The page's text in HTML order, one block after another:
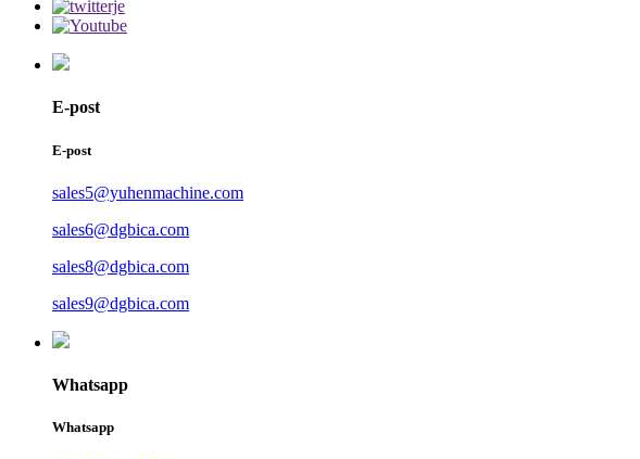
E-post
E-post
sales5@yuhenmachine.com
sales6@dgbica.com
sales8@dgbica.com
sales9@dgbica.com
Whatsapp
Whatsapp